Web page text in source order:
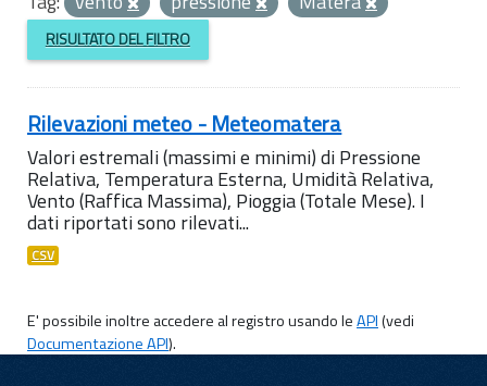
RISULTATO DEL FILTRO
Rilevazioni meteo - Meteomatera
Valori estremali (massimi e minimi) di Pressione
Relativa, Temperatura Esterna, Umidità Relativa,
Vento (Raffica Massima), Pioggia (Totale Mese). I
dati riportati sono rilevati...
CSV
E' possibile inoltre accedere al registro usando leAPI(vedi
Documentazione API).